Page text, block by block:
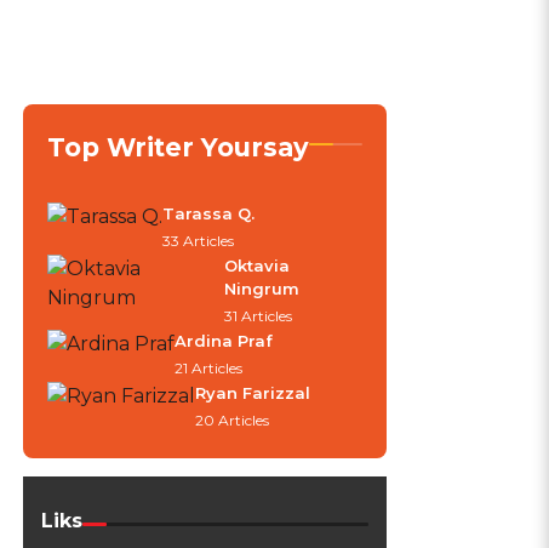
Top Writer Yoursay
Tarassa Q.
33 Articles
Oktavia
Ningrum
31 Articles
Ardina Praf
21 Articles
Ryan Farizzal
20 Articles
Liks